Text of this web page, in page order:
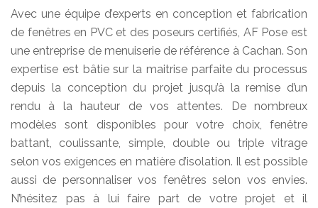
Avec une équipe d’experts en conception et fabrication
de fenêtres en PVC et des poseurs certifiés, AF Pose est
une entreprise de menuiserie de référence à Cachan. Son
expertise est bâtie sur la maitrise parfaite du processus
depuis la conception du projet jusqu’à la remise d’un
rendu à la hauteur de vos attentes. De nombreux
modèles sont disponibles pour votre choix, fenêtre
battant, coulissante, simple, double ou triple vitrage
selon vos exigences en matière d’isolation. Il est possible
aussi de personnaliser vos fenêtres selon vos envies.
N’hésitez pas à lui faire part de votre projet et il